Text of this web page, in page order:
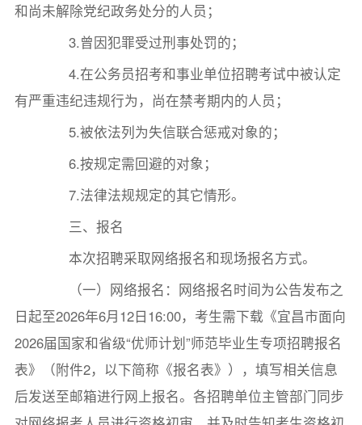
和尚未解除党纪政务处分的人员；
3.曾因犯罪受过刑事处罚的；
4.在公务员招考和事业单位招聘考试中被认定
有严重违纪违规行为，尚在禁考期内的人员；
5.被依法列为失信联合惩戒对象的；
6.按规定需回避的对象；
7.法律法规规定的其它情形。
三、报名
本次招聘采取网络报名和现场报名方式。
（一）网络报名：网络报名时间为公告发布之
日起至2026年6月12日16:00，考生需下载《宜昌市面向
2026届国家和省级“优师计划”师范毕业生专项招聘报名
表》（附件2，以下简称《报名表》），填写相关信息
后发送至邮箱进行网上报名。各招聘单位主管部门同步